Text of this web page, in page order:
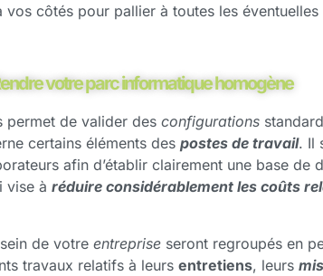
vos côtés pour pallier à toutes les
votre parc informatique homogène
permet de valider des configurations
certains éléments des postes de travail. Il
afin d’établir clairement une base de
vise à réduire considérablement les coûts
de votre entreprise seront regroupés en
travaux relatifs à leurs entretiens, leurs